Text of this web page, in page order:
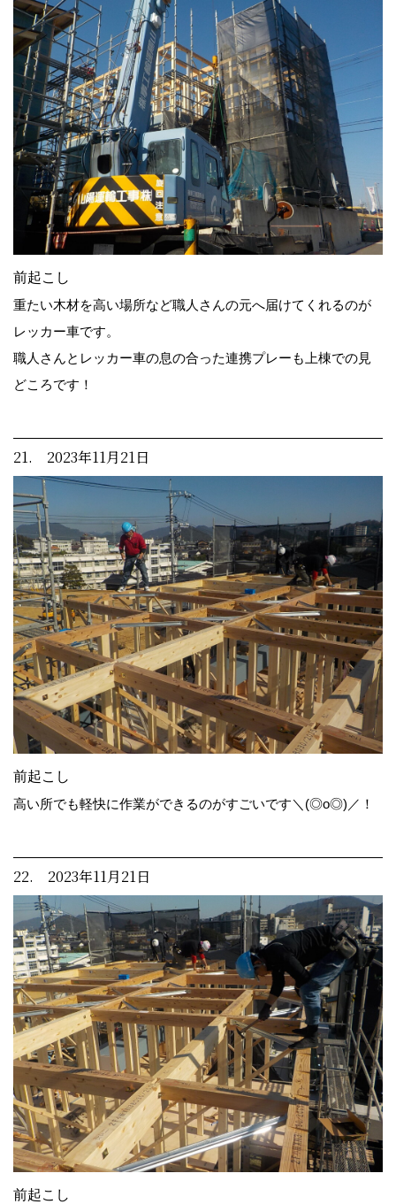
前起こし
重たい木材を高い場所など職人さんの元へ届けてくれるのが
レッカー車です。
職人さんとレッカー車の息の合った連携プレーも上棟での見
どころです！
21. 2023年11月21日
前起こし
高い所でも軽快に作業ができるのがすごいです＼(◎o◎)／！
22. 2023年11月21日
前起こし